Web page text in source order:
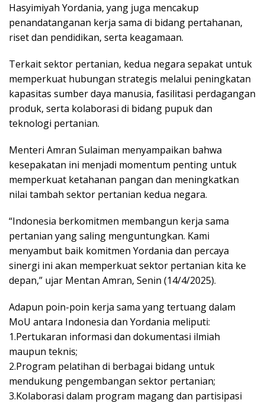
Hasyimiyah Yordania, yang juga mencakup
penandatanganan kerja sama di bidang pertahanan,
riset dan pendidikan, serta keagamaan.
Terkait sektor pertanian, kedua negara sepakat untuk
memperkuat hubungan strategis melalui peningkatan
kapasitas sumber daya manusia, fasilitasi perdagangan
produk, serta kolaborasi di bidang pupuk dan
teknologi pertanian.
Menteri Amran Sulaiman menyampaikan bahwa
kesepakatan ini menjadi momentum penting untuk
memperkuat ketahanan pangan dan meningkatkan
nilai tambah sektor pertanian kedua negara.
“Indonesia berkomitmen membangun kerja sama
pertanian yang saling menguntungkan. Kami
menyambut baik komitmen Yordania dan percaya
sinergi ini akan memperkuat sektor pertanian kita ke
depan,” ujar Mentan Amran, Senin (14/4/2025).
Adapun poin-poin kerja sama yang tertuang dalam
MoU antara Indonesia dan Yordania meliputi:
1.Pertukaran informasi dan dokumentasi ilmiah
maupun teknis;
2.Program pelatihan di berbagai bidang untuk
mendukung pengembangan sektor pertanian;
3.Kolaborasi dalam program magang dan partisipasi